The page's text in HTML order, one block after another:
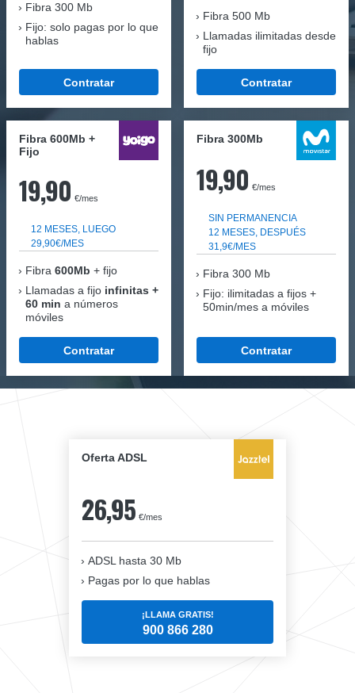
Fibra 300 Mb
Fijo: solo pagas por lo que
hablas
Contratar
Fibra 500 Mb
Llamadas ilimitadas desde
fijo
Contratar
Fibra 600Mb +
Fijo
19,90 €/mes
12 MESES, LUEGO
29,90€/MES
Fibra 600Mb + fijo
Llamadas a fijo infinitas +
60 min a números
móviles
Contratar
Fibra 300Mb
19,90 €/mes
SIN PERMANENCIA
12 MESES, DESPUÉS
31,9€/MES
Fibra 300 Mb
Fijo: ilimitadas a fijos +
50min/mes a móviles
Contratar
Oferta ADSL
26,95 €/mes
ADSL hasta 30 Mb
Pagas por lo que hablas
¡LLAMA GRATIS!
900 866 280